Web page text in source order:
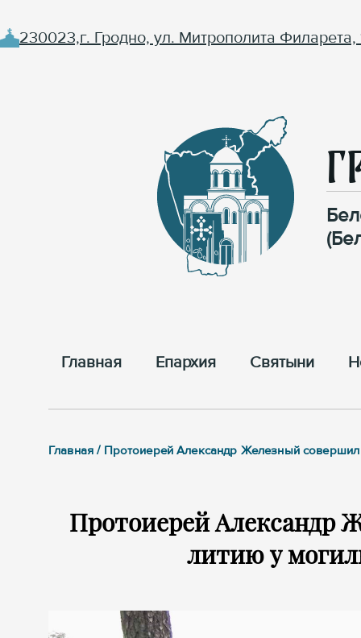
230023,г. Гродно, ул. Митрополита Филарета,
Главная Епархия Cвятыни
Главная / Протоиерей Александр Железный
Протоиерей Александр
литию у